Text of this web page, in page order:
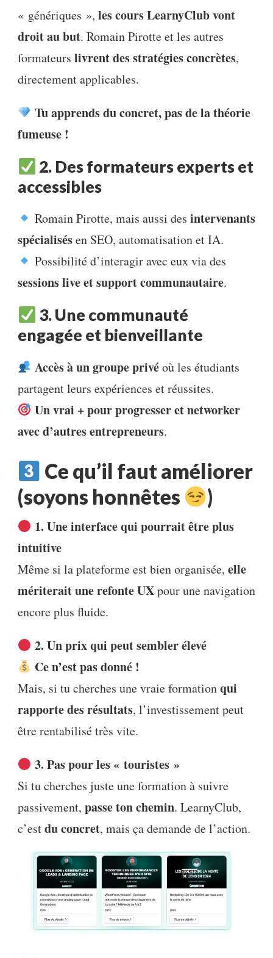
« génériques », les cours LearnyClub vont
droit au but. Romain Pirotte et les autres
formateurs livrent des stratégies concrètes,
directement applicables.
Tu apprends du concret, pas de la théorie
fumeuse !
2. Des formateurs experts et
accessibles
Romain Pirotte, mais aussi des intervenants
spécialisésen SEO, automatisation et IA.
Possibilité d’interagir avec eux via des
sessions live et support communautaire.
3. Une communauté
engagée et bienveillante
Accès à un groupe privéoù les étudiants
partagent leurs expériences et réussites.
Un vrai + pour progresser et networker
avec d’autres entrepreneurs.
Ce qu’il faut améliorer
(soyons honnêtes
)
1. Une interface qui pourrait être plus
intuitive
Même si la plateforme est bien organisée, elle
mériterait une refonte UXpour une navigation
encore plus fluide.
2. Un prix qui peut sembler élevé
Ce n’est pas donné !
Mais, si tu cherches une vraie formationqui
rapporte des résultats, l’investissement peut
être rentabilisé très vite.
3. Pas pour les « touristes »
Si tu cherches juste une formation à suivre
passivement, passe ton chemin. LearnyClub,
c’estdu concret, mais ça demande de l’action.